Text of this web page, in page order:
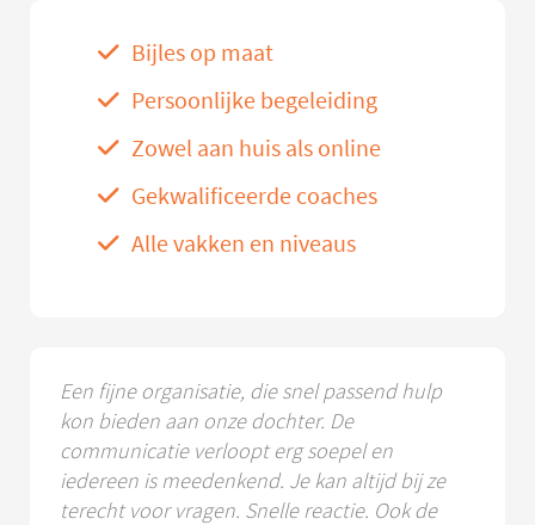
Bijles op maat
Persoonlijke begeleiding
Zowel aan huis als online
Gekwalificeerde coaches
Alle vakken en niveaus
Een fijne organisatie, die snel passend hulp
kon bieden aan onze dochter. De
communicatie verloopt erg soepel en
iedereen is meedenkend. Je kan altijd bij ze
terecht voor vragen. Snelle reactie. Ook de